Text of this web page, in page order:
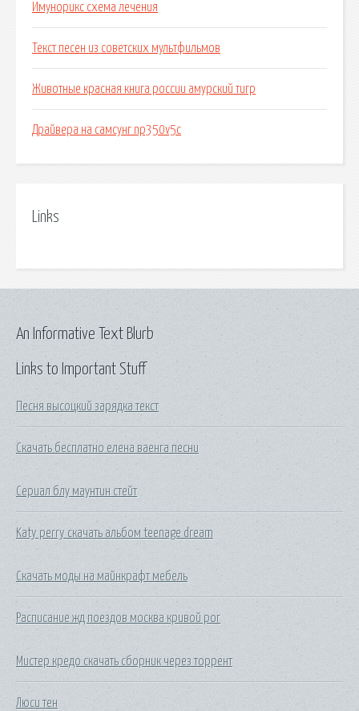
Имунорикс схема лечения
Текст песен из советских мультфильмов
Животные красная книга россии амурский тигр
Драйвера на самсунг np350v5c
Links
Links to Important Stuff
Песня высоцкий зарядка текст
Скачать бесплатно елена ваенга песни
Сериал блу маунтин стейт
Katy perry скачать альбом teenage dream
Скачать моды на майнкрафт мебель
Расписание жд поездов москва кривой рог
Мистер кредо скачать сборник через торрент
Люси тен
An Informative Text Blurb